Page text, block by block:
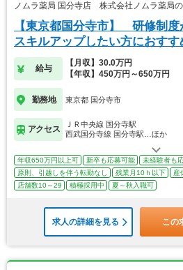
ノムラ薬局 国分寺店 株式会社ノムラ薬局
【東京都国分寺市】 研修制
スキルアップしたい方におすす
給与
【月収】30.0万円
【年収】450万円～650万円
勤務地 東京都 国分寺市
アクセス
ＪＲ中央線 国分寺駅
西武国分寺線 国分寺駅…ほか
年収650万円以上可 新卒も応募可能
未経験者も
原則、引越しを伴う転勤なし
残業月10ｈ以下 産
店舗数10～29
積極採用中 夏～秋入職可
求人の詳細を見る この